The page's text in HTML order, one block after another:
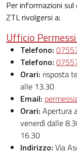
Per informazioni sul
ZTL rivolgersi a:
Ufficio
Telefono:
Telefono:
Orari: risposta
alle 13.30
Email:
Orari: Apertura
venerdì dalle
16.30
Indirizzo: Via